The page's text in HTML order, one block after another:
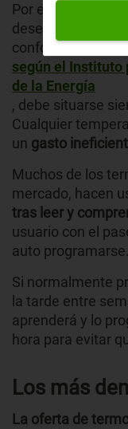
Por ejemplo, te
deseada a
confort, aunque
según el Instituto
de la Energía
, debe situarse
Cualquier
un gasto
Muchos de los
mercado, hacen
tras leer y
usuario con el
auto programarse.
Si normalmente
la tarde entre
aprenderá y lo
hora para evitar
Los más
La oferta de